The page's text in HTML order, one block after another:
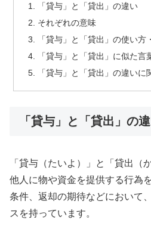
「貸与」と「貸出」の違い
それぞれの意味
「貸与」と「貸出」の使い方
「貸与」と「貸出」に似た言
「貸与」と「貸出」の違いに
「貸与」と「貸出」の
「貸与（たいよ）」と「貸出（
他人に物や資金を提供する行為
条件、返却の期待などにおいて
スを持っています。